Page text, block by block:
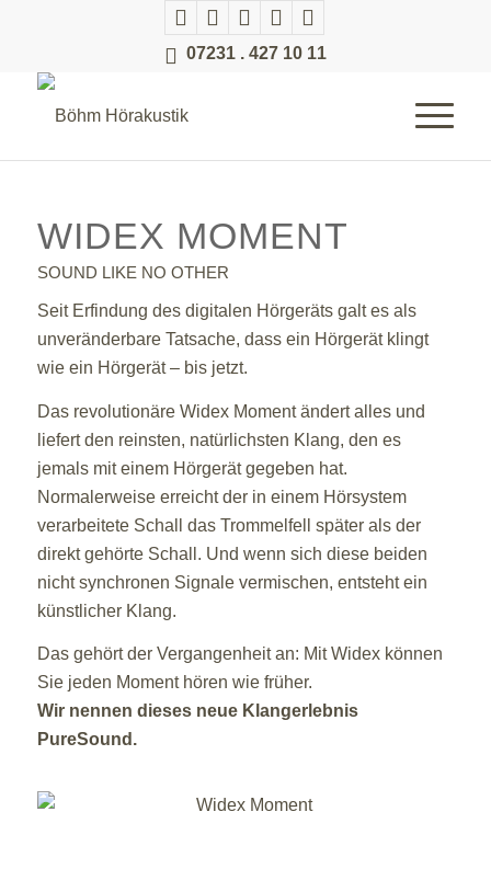
07231 . 427 10 11
WIDEX MOMENT
SOUND LIKE NO OTHER
Seit Erfindung des digitalen Hörgeräts galt es als
unveränderbare Tatsache, dass ein Hörgerät klingt
wie ein Hörgerät – bis jetzt.
Das revolutionäre Widex Moment ändert alles und
liefert den reinsten, natürlichsten Klang, den es
jemals mit einem Hörgerät gegeben hat.
Normalerweise erreicht der in einem Hörsystem
verarbeitete Schall das Trommelfell später als der
direkt gehörte Schall. Und wenn sich diese beiden
nicht synchronen Signale vermischen, entsteht ein
künstlicher Klang.
Das gehört der Vergangenheit an: Mit Widex können
Sie jeden Moment hören wie früher.
Wir nennen dieses neue Klangerlebnis
PureSound.